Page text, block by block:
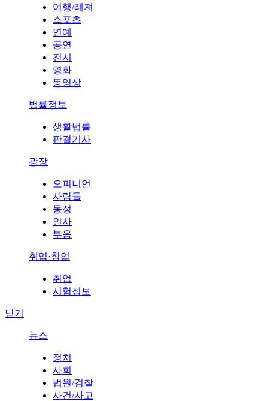
여행/레져
스포츠
연예
공연
전시
영화
동영상
법률정보
생활법률
판결기사
광장
오피니언
사람들
동정
인사
부음
취업·창업
취업
시험정보
닫기
뉴스
정치
사회
법원/검찰
사건/사고